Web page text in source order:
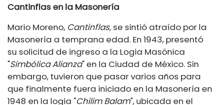
Cantinflas en la Masonería
Mario Moreno, Cantinflas, se sintió atraído por la
Masonería a temprana edad. En 1943, presentó
su solicitud de ingreso a la Logia Masónica
"Simbólica Alianza" en la Ciudad de México. Sin
embargo, tuvieron que pasar varios años para
que finalmente fuera iniciado en la Masonería en
1948 en la logia "Chilim Balam", ubicada en el